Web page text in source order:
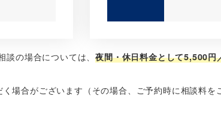
談の場合については、夜間・休日料金として5,500円
場合がございます （その場合、ご予約時に相談料